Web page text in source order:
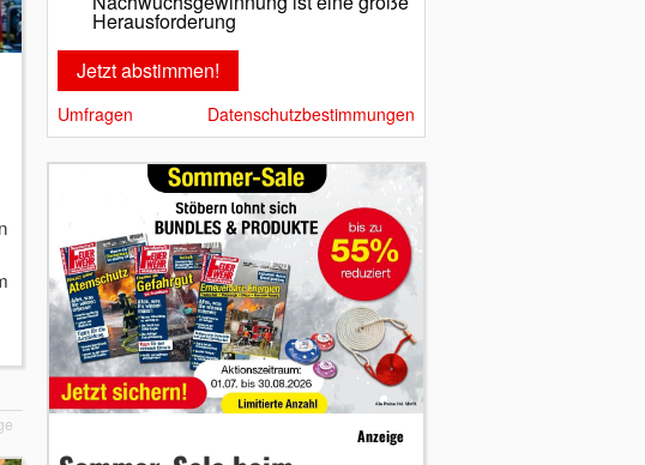
Herausforderung
Umfragen Datenschutzbestimmungen
Anzeige